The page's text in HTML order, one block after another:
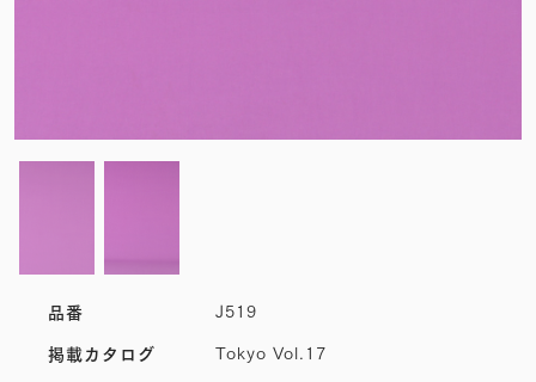
品番 J519
掲載カタログ Tokyo Vol.17